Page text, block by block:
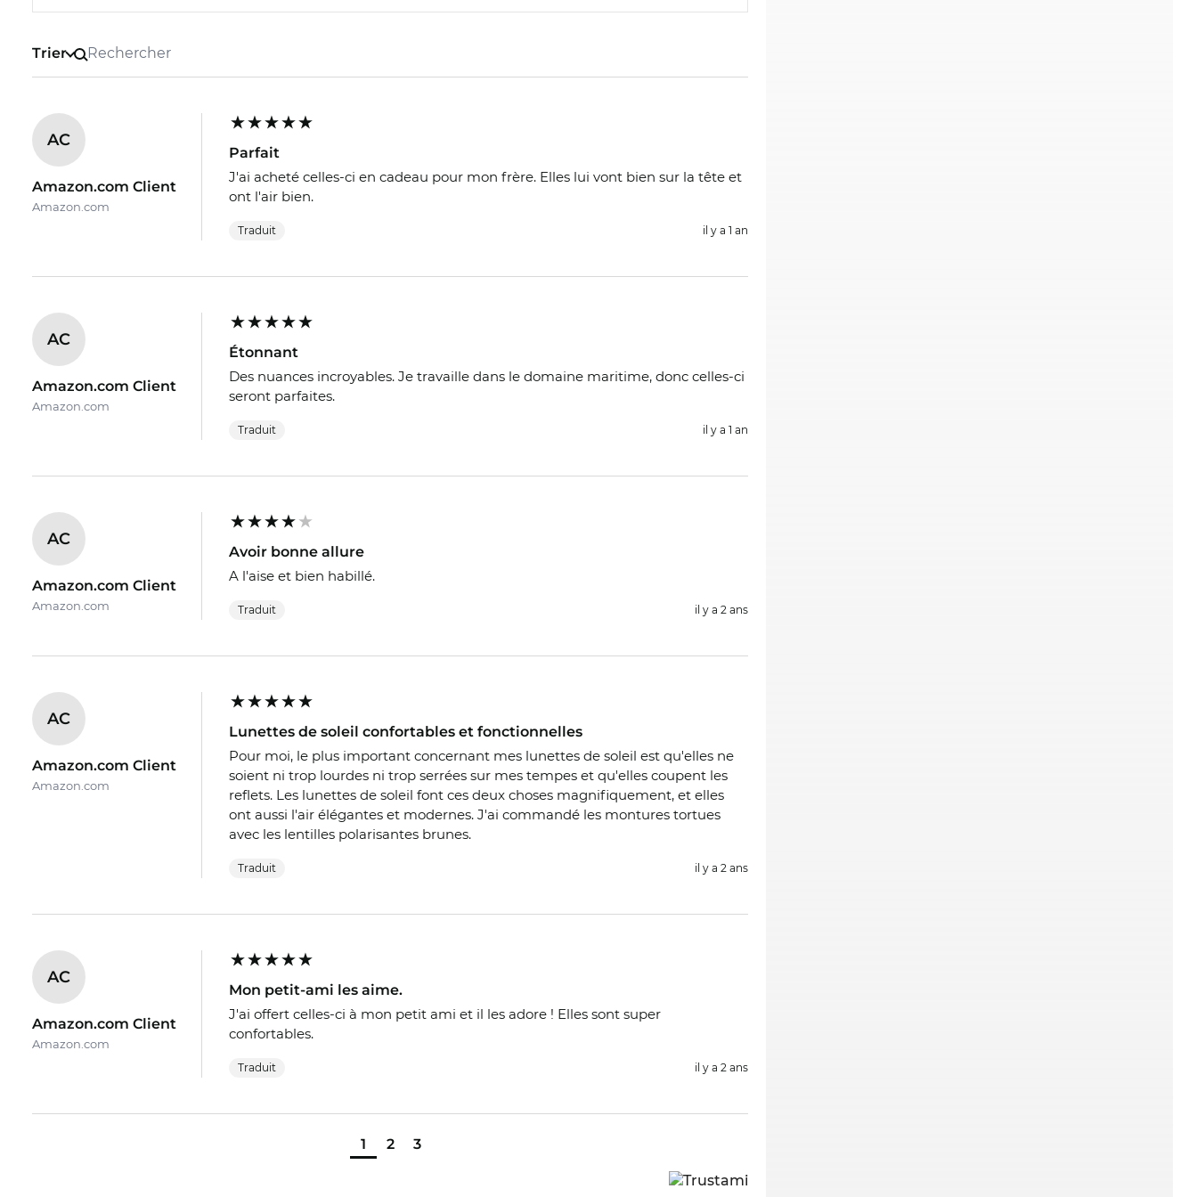
Trier
AC
Amazon.com Client
Amazon.com
Parfait
J'ai acheté celles-ci en cadeau pour mon frère. Elles lui vont bien sur la tête et
ont l'air bien.
Traduit il y a 1 an
AC
Amazon.com Client
Amazon.com
Étonnant
Des nuances incroyables. Je travaille dans le domaine maritime, donc celles-ci
seront parfaites.
Traduit il y a 1 an
AC
Amazon.com Client
Amazon.com
Avoir bonne allure
A l'aise et bien habillé.
Traduit il y a 2 ans
AC
Amazon.com Client
Amazon.com
Lunettes de soleil confortables et fonctionnelles
Pour moi, le plus important concernant mes lunettes de soleil est qu'elles ne
soient ni trop lourdes ni trop serrées sur mes tempes et qu'elles coupent les
reflets. Les lunettes de soleil font ces deux choses magnifiquement, et elles
ont aussi l'air élégantes et modernes. J'ai commandé les montures tortues
avec les lentilles polarisantes brunes.
Traduit il y a 2 ans
AC
Amazon.com Client
Amazon.com
Mon petit-ami les aime.
J'ai offert celles-ci à mon petit ami et il les adore ! Elles sont super
confortables.
Traduit il y a 2 ans
1 2 3